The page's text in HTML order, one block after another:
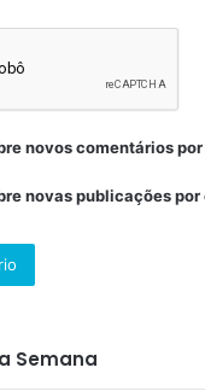
novos comentários
novas publicações por
Semana